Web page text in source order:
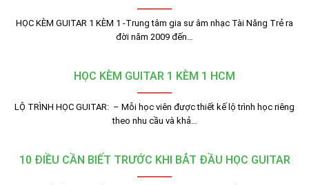
HỌC KÈM GUITAR 1 KÈM 1 -Trung tâm gia sư âm nhạc Tài Năng Trẻ ra
đời năm 2009 đến…
HỌC KÈM GUITAR 1 KÈM 1 HCM
LỘ TRÌNH HỌC GUITAR: – Mỗi học viên được thiết kế lộ trình học riêng
theo nhu cầu và khả…
10 ĐIỀU CẦN BIẾT TRƯỚC KHI BẮT ĐẦU HỌC GUITAR